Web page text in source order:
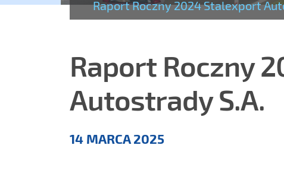
Raport Roczny 2024 Stalexport
Raport Roczny
Autostrady S.A.
14 MARCA 2025